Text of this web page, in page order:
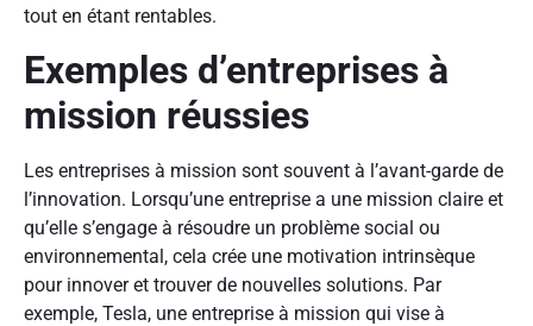
tout en étant rentables.
Exemples d’entreprises à
mission réussies
Les entreprises à mission sont souvent à l’avant-garde de
l’innovation. Lorsqu’une entreprise a une mission claire et
qu’elle s’engage à résoudre un problème social ou
environnemental, cela crée une motivation intrinsèque
pour innover et trouver de nouvelles solutions. Par
exemple, Tesla, une entreprise à mission qui vise à